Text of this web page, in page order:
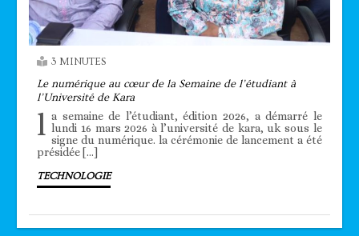
3 MINUTES
Le numérique au cœur de la Semaine de l’étudiant à
l’Université de Kara
l a semaine de l’étudiant, édition 2026, a démarré le
lundi 16 mars 2026 à l’université de kara, uk sous le
signe du numérique. la cérémonie de lancement a été
présidée […]
TECHNOLOGIE